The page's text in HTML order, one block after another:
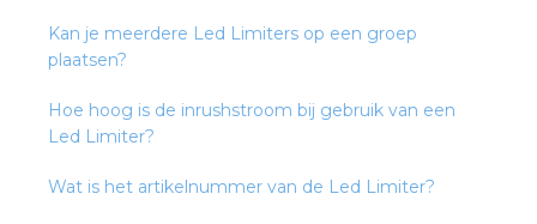
Kan je meerdere Led Limiters op een groep
plaatsen?
Hoe hoog is de inrushstroom bij gebruik van een
Led Limiter?
Wat is het artikelnummer van de Led Limiter?